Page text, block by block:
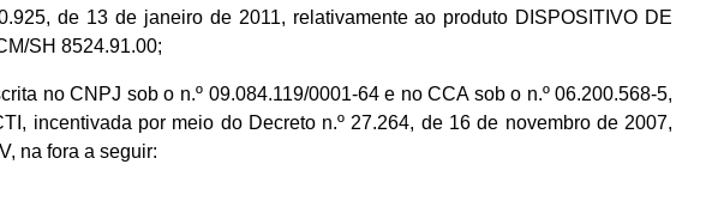
de 13 de janeiro de 2011, relativamente ao produto DISPOSITIVO DE
SH 8524.91.00;
no CNPJ sob o n.º 09.084.119/0001-64 e no CCA sob o n.º 06.200.568-5,
incentivada por meio do Decreto n.º 27.264, de 16 de novembro de 2007,
na fora a seguir: